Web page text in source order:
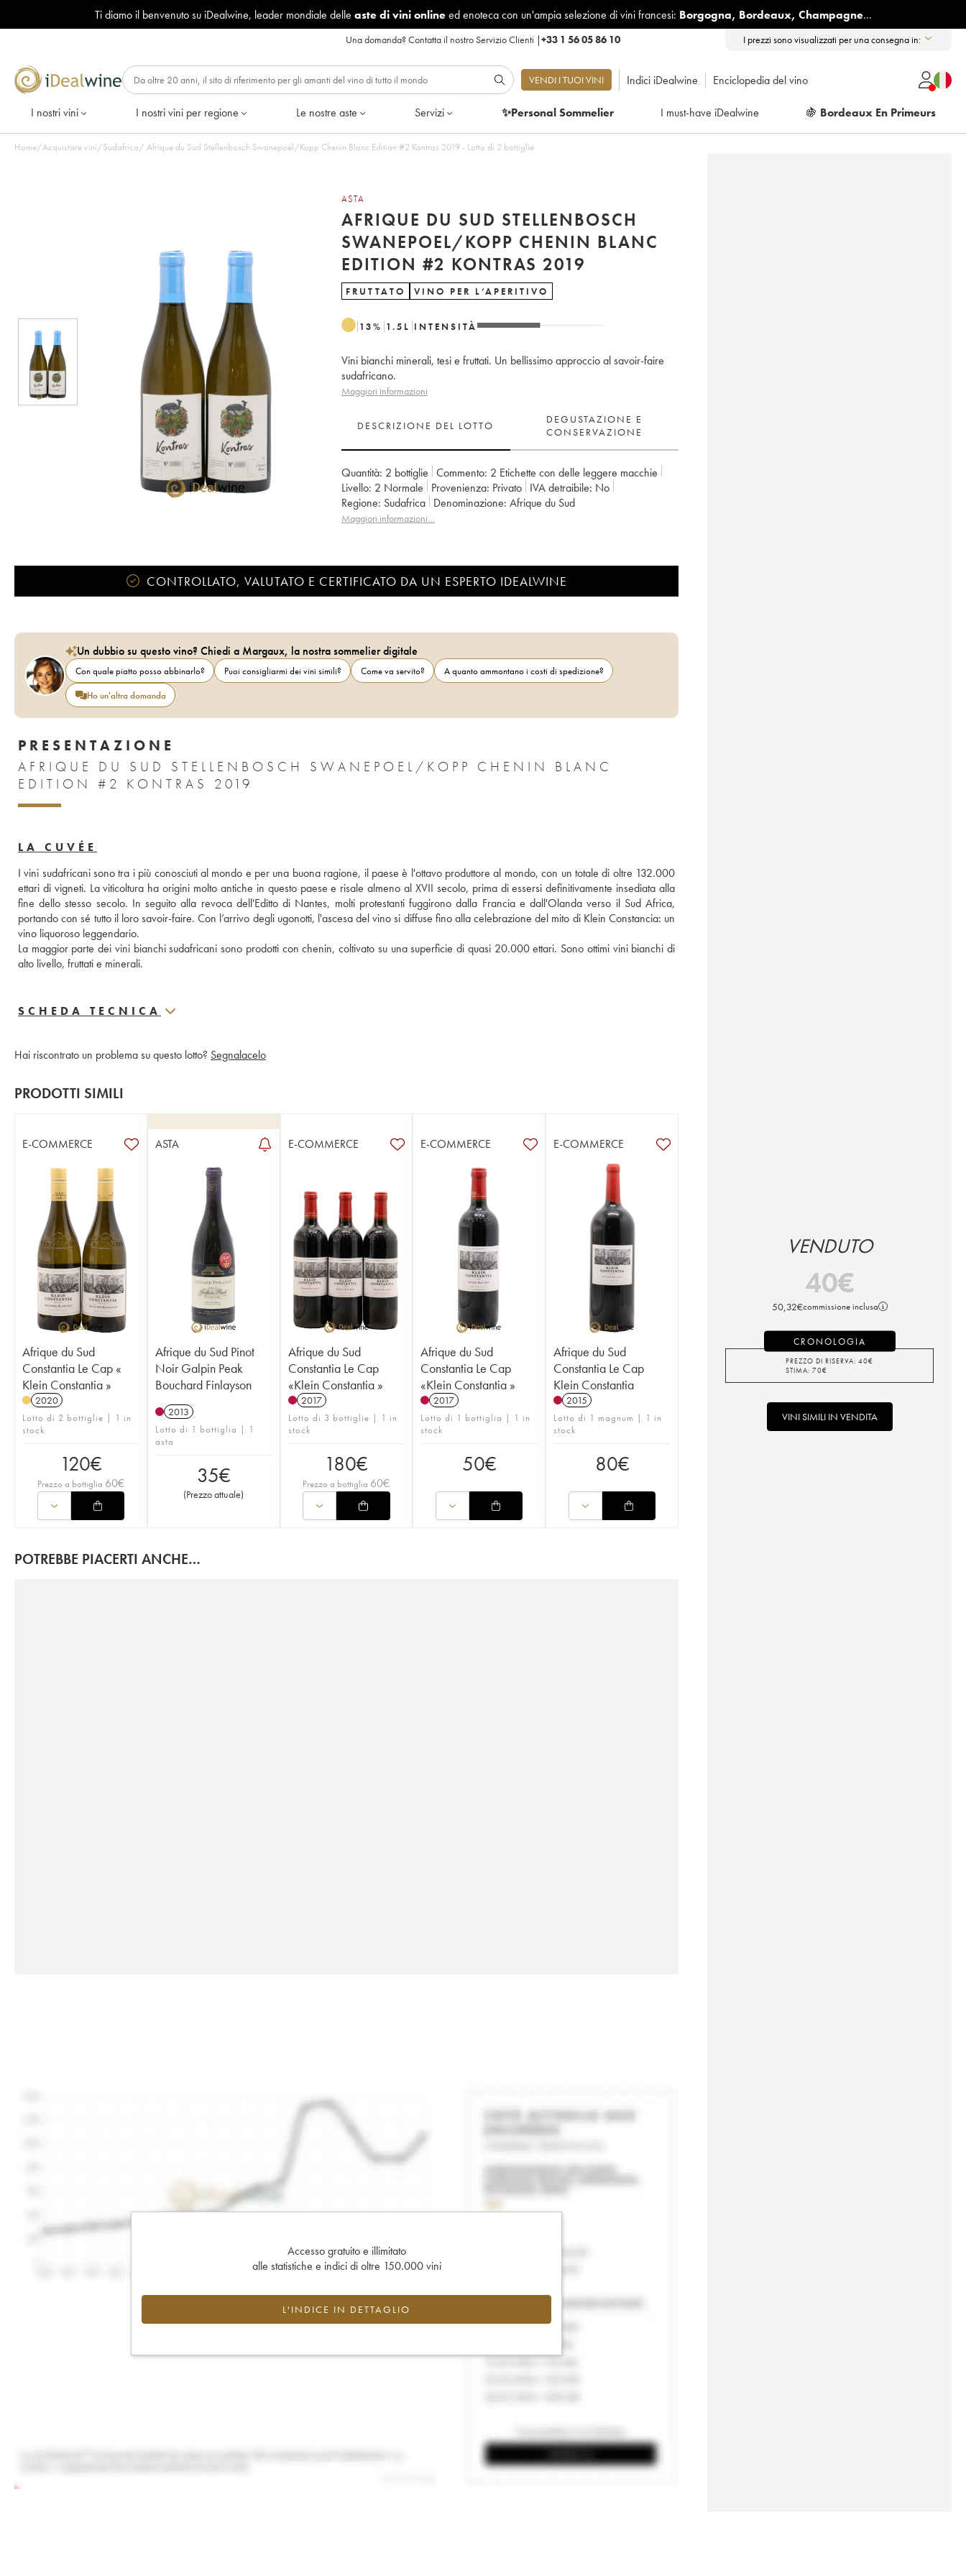
Ti diamo il benvenuto su iDealwine, leader mondiale delle aste di vini onlineed enoteca con un'ampia selezione di vini francesi: Borgogna, Bordeaux, Champagne...
Una domanda?Contatta il nostro Servizio Clienti |+33 1 56 05 86 10 I prezzi sono visualizzati per una consegna in:
VENDI I TUOI VINI Indici iDealwine Enciclopedia del vino
I nostri vini I nostri vini per regione Le nostre aste Servizi ✨Personal Sommelier I must-have iDealwine 🍇 Bordeaux En Primeurs
Home/Acquistare vini/Sudafrica/ Afrique du Sud Stellenbosch Swanepoel/Kopp Chenin Blanc Edition #2 Kontras 2019 - Lotto di 2 bottiglie
ASTA
AFRIQUE DU SUD STELLENBOSCH
SWANEPOEL/KOPP CHENIN BLANC
EDITION #2 KONTRAS 2019
FRUTTATO VINO PER L’APERITIVO
13% 1.5 L INTENSITÀ
Vini bianchi minerali, tesi e fruttati. Un bellissimo approccio al savoir-faire
sudafricano.
Maggiori informazioni
DESCRIZIONE DEL LOTTO
DEGUSTAZIONE E
CONSERVAZIONE
Quantità: 2 bottiglie Commento: 2 Etichette con delle leggere macchie
Livello: 2 Normale Provenienza: privato IVA detraibile:
no
Regione:
Sudafrica Denominazione: Afrique du Sud
Maggiori informazioni…
CONTROLLATO, VALUTATO E CERTIFICATO DA UN ESPERTO IDEALWINE
Un dubbio su questo vino? Chiedi a Margaux, la nostra sommelier digitale
Con quale piatto posso abbinarlo? Puoi consigliarmi dei vini simili? Come va servito?
A quanto ammontano i costi di spedizione?
Ho un'altra domanda
PRESENTAZIONE
AFRIQUE DU SUD STELLENBOSCH SWANEPOEL/KOPP CHENIN BLANC
EDITION #2 KONTRAS 2019
LA CUVÉE
I vini sudafricani sono tra i più conosciuti al mondo e per una buona ragione, il paese è l'ottavo produttore al mondo, con un totale di oltre 132.000
ettari di vigneti. La viticoltura ha origini molto antiche in questo paese e risale almeno al XVII secolo, prima di essersi definitivamente insediata alla
fine dello stesso secolo. In seguito alla revoca dell'Editto di Nantes, molti protestanti fuggirono dalla Francia e dall'Olanda verso il Sud Africa,
portando con sé tutto il loro savoir-faire. Con l’arrivo degli ugonotti, l'ascesa del vino si diffuse fino alla celebrazione del mito di Klein Constancia: un
vino liquoroso leggendario.
La maggior parte dei vini bianchi sudafricani sono prodotti con chenin, coltivato su una superficie di quasi 20.000 ettari. Sono ottimi vini bianchi di
alto livello, fruttati e minerali.
SCHEDA TECNICA
Hai riscontrato un problema su questo lotto? Segnalacelo
PRODOTTI SIMILI
E-COMMERCE
Afrique du Sud
Constantia Le Cap «
Klein Constantia »
2020
Lotto di 2 bottiglie | 1 in
stock
120€
Prezzo a bottiglia 60€
ASTA
Afrique du Sud Pinot
Noir Galpin Peak
Bouchard Finlayson
2013
Lotto di 1 bottiglia | 1
asta
35€
(Prezzo attuale)
E-COMMERCE
Afrique du Sud
Constantia Le Cap
«Klein Constantia »
2017
Lotto di 3 bottiglie | 1 in
stock
180€
Prezzo a bottiglia 60€
E-COMMERCE
Afrique du Sud
Constantia Le Cap
«Klein Constantia »
2017
Lotto di 1 bottiglia | 1 in
stock
50€
E-COMMERCE
Afrique du Sud
Constantia Le Cap
Klein Constantia
2015
Lotto di 1 magnum | 1 in
stock
80€
POTREBBE PIACERTI ANCHE…
Accesso gratuito e illimitato
alle statistiche e indici di oltre 150.000 vini
L'INDICE IN DETTAGLIO
VENDUTO
40€
50,32€commissione inclusa
CRONOLOGIA
PREZZO DI RISERVA: 40€
STIMA: 70€
VINI SIMILI IN VENDITA